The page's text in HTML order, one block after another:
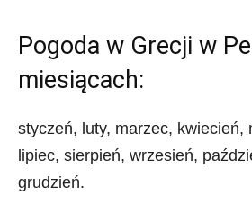
Pogoda w Grecji w
miesiącach:
styczeń, luty, marzec, kwiecień,
lipiec, sierpień, wrzesień,
grudzień.